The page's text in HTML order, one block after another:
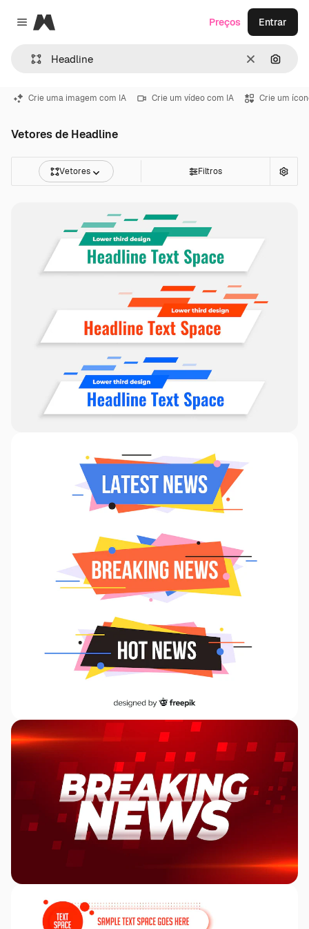
Close menu
Magnific
Limpar
Preços Entrar
Crie uma imagem com IA Crie um vídeo com IA Crie um
Vetores de Headline
Vetores Filtros